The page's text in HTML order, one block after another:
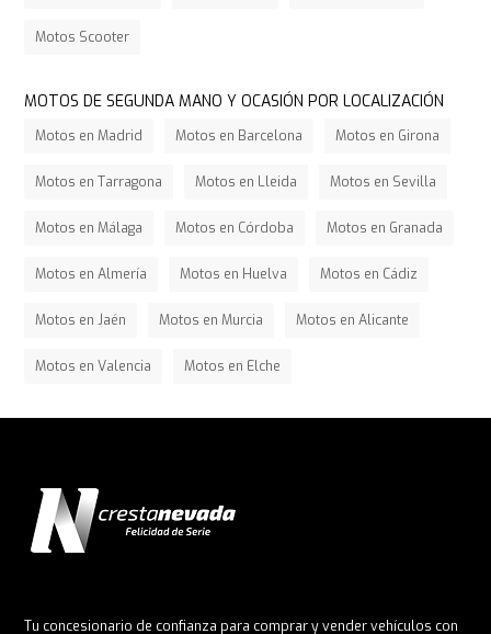
Motos Scooter
MOTOS DE SEGUNDA MANO Y OCASIÓN POR LOCALIZACIÓN
Motos en Madrid Motos en Barcelona Motos en Girona
Motos en Tarragona Motos en Lleida Motos en Sevilla
Motos en Málaga Motos en Córdoba Motos en Granada
Motos en Almería Motos en Huelva Motos en Cádiz
Motos en Jaén Motos en Murcia Motos en Alicante
Motos en Valencia Motos en Elche
Tu concesionario de confianza para comprar y vender vehículos con